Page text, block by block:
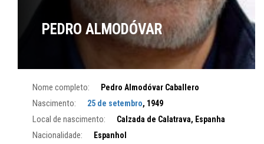
PEDRO ALMODÓVAR
Nome completo: Pedro Almodóvar Caballero
Nascimento: 25 de setembro, 1949
Local de nascimento: Calzada de Calatrava, Espanha
Nacionalidade: Espanhol